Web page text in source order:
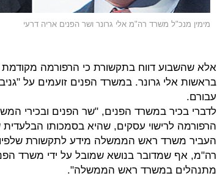
מימין מנכ"ל משרד רה"מ אלי גרונר ושר הפנים אריה דרעי
אלא שהשבוע דווח בתקשורת כי הרפורמה
בראשות אלי גרונר. במשרד הפנים זועמים על
עבורם.
לדברי בכיר במשרד הפנים, "שר הפנים ובכירי
הרפורמה לרישוי עסקים, שהיא בסמכותו
העביר משרד ראש הממשלה מידע לתקשורת
רה"מ, אף שמדובר בנושא שמובל על ידי משרד
מתנהלים במשרד ראש הממשלה".